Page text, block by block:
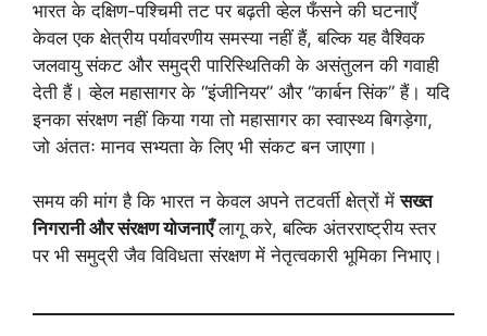
भारत के दक्षिण-पश्चिमी तट पर बढ़ती व्हेल फँसने की घटनाएँ
केवल एक क्षेत्रीय पर्यावरणीय समस्या नहीं हैं, बल्कि यह वैश्विक
जलवायु संकट और समुद्री पारिस्थितिकी के असंतुलन की गवाही
देती हैं। व्हेल महासागर के “इंजीनियर” और “कार्बन सिंक” हैं। यदि
इनका संरक्षण नहीं किया गया तो महासागर का स्वास्थ्य बिगड़ेगा,
जो अंततः मानव सभ्यता के लिए भी संकट बन जाएगा।
समय की मांग है कि भारत न केवल अपने तटवर्ती क्षेत्रों मेंसख्त
निगरानी और संरक्षण योजनाएँलागू करे, बल्कि अंतरराष्ट्रीय स्तर
पर भी समुद्री जैव विविधता संरक्षण में नेतृत्वकारी भूमिका निभाए।